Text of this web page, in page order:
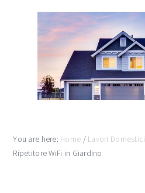
You are here: Home / Lavori Domestici
Ripetitore WiFi in Giardino